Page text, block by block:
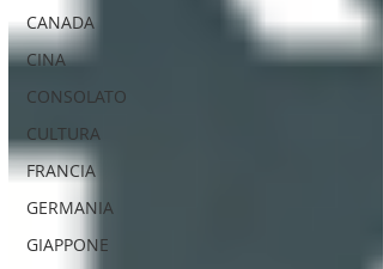
CANADA
CINA
CONSOLATO
CULTURA
FRANCIA
GERMANIA
GIAPPONE